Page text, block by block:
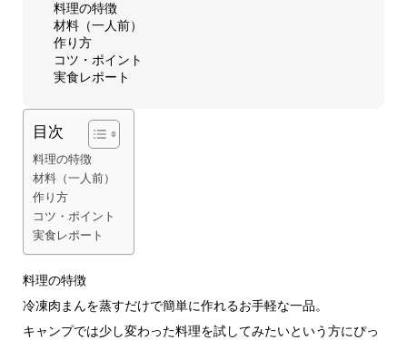
料理の特徴
材料（一人前）
作り方
コツ・ポイント
実食レポート
目次
料理の特徴
材料（一人前）
作り方
コツ・ポイント
実食レポート
料理の特徴
冷凍肉まんを蒸すだけで簡単に作れるお手軽な一品。
キャンプでは少し変わった料理を試してみたいという方にぴっ